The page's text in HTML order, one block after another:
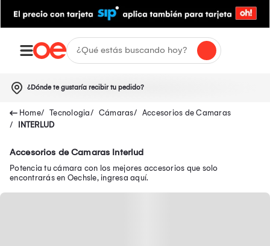
¿Dónde te gustaría recibir tu pedido?
Tecnologia Cámaras
Accesorios de Camaras
INTERLUD
Accesorios de Camaras Interlud
Potencia tu cámara con los mejores accesorios que solo
encontrarás en Oechsle, ingresa aquí.